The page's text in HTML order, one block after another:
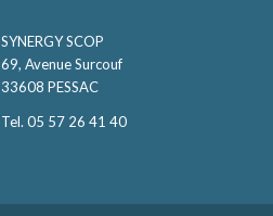
SYNERGY SCOP
69, Avenue Surcouf
33608 PESSAC
Tel. 05 57 26 41 40